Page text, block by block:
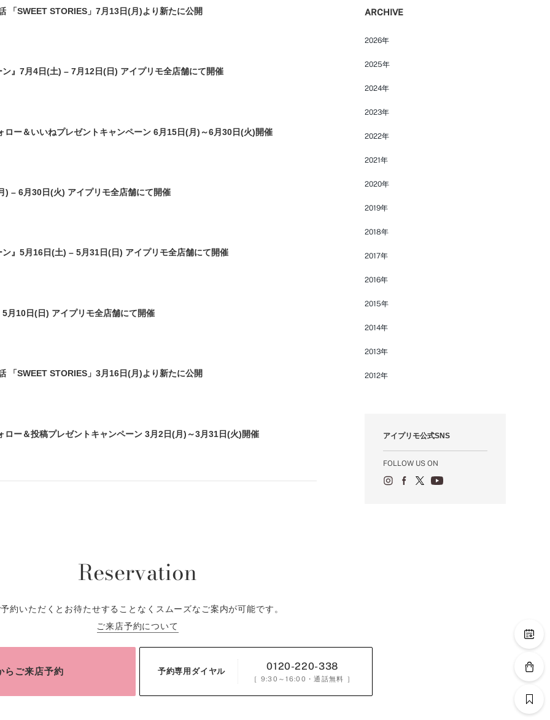
FOLLOW US ON
「SWEET STORIES」7月13日(月)より新たに公開
』7月4日(土) – 7月12日(日) アイプリモ全店舗にて開催
ー＆いいねプレゼントキャンペーン 6月15日(月)～6月30日(火)開催
– 6月30日(火) アイプリモ全店舗にて開催
』5月16日(土) – 5月31日(日) アイプリモ全店舗にて開催
月10日(日) アイプリモ全店舗にて開催
「SWEET STORIES」3月16日(月)より新たに公開
ー＆投稿プレゼントキャンペーン 3月2日(月)～3月31日(火)開催
ARCHIVE
2026年
2025年
2024年
2023年
2022年
2021年
2020年
2019年
2018年
2017年
2016年
2015年
2014年
2013年
2012年
アイプリモ公式SNS
FOLLOW US ON
Reservation
約いただくとお待たせすることなくスムーズなご案内が可能です。
ご来店予約について
らご来店予約 予約専用ダイヤル 0120-220-338
［ 9:30～16:00 ・通話無料 ］